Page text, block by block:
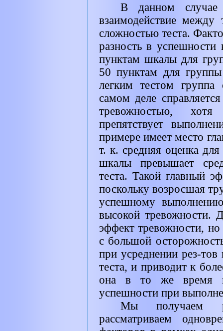
В данном случае
взаимодействие
сложностью теста.
разность в
пунктам шкалы для
50 пунктам для
легким тестом
самом деле
тревожностью, хотя
препятствует
примере имеет место
т. к. средняя оценка
шкалы превышает
теста. Такой главный
поскольку возросшая
успешному
высокой
эффект тревожности, но
с большой
при усреднении рез-
теста, и приводит к
она в то же время
успешности при
Мы получаем
рассматриваем